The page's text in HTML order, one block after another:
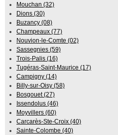
Mouchan (32)
Dions (30)
Buzancy (08)
Champeaux (77)
Nouvion-le-Comte (02)
Sassegnies (59)
Trois-Palis (16)
Tugéras-Saint-Maurice (17)
Campigny (14)
Billy-sur-Oisy (58)
Bosgouet (27)
Issendolus (46)
Moyvillers (60)
Carcarès-Ste-Croix (40)
Sainte-Colombe (40)